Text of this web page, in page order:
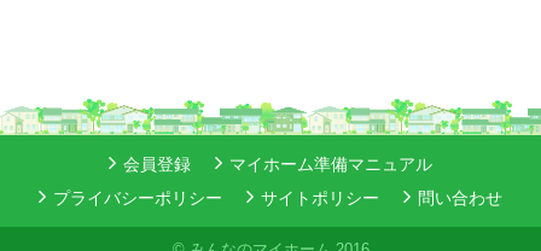
会員登録
マイホーム準備マニュアル
プライバシーポリシー
サイトポリシー 問い合わせ